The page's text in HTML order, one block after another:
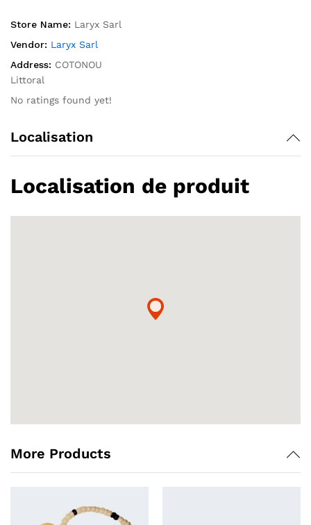
Store Name: Laryx Sarl
Vendor: Laryx Sarl
Address: COTONOU
Littoral
No ratings found yet!
Localisation
Localisation de produit
More Products